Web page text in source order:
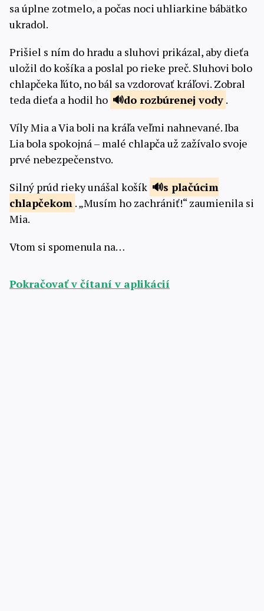
sa úplne zotmelo, a počas noci uhliarkine bábätko
ukradol.
Prišiel s ním do hradu a sluhovi prikázal, aby dieťa
uložil do košíka a poslal po rieke preč. Sluhovi bolo
chlapčeka ľúto, no bál sa vzdorovať kráľovi. Zobral
teda dieťa a hodil ho
do rozbúrenej vody .
Víly Mia a Via boli na kráľa veľmi nahnevané. Iba
Lia bola spokojná – malé chlapča už zažívalo svoje
prvé nebezpečenstvo.
Silný prúd rieky unášal košík
s plačúcim
chlapčekom . „Musím ho zachrániť!“ zaumienila si
Mia.
Vtom si spomenula na…
Pokračovať v čítaní v aplikácií